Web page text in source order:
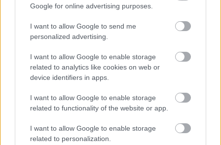
Google for online advertising purposes.
I want to allow Google to send me
personalized advertising.
I want to allow Google to enable storage
related to analytics like cookies on web or
device identifiers in apps.
I want to allow Google to enable storage
related to functionality of the website or app.
I want to allow Google to enable storage
related to personalization.
Η γαλάζια «θετική ατζέντα» στο δρόμο για το